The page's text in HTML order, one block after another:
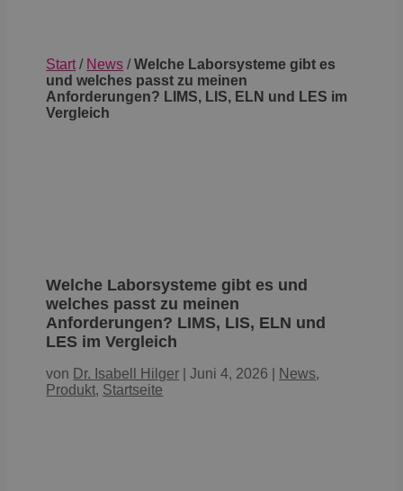
Start/ News /Welche Laborsysteme gibt es
und welches passt zu meinen
Anforderungen? LIMS, LIS, ELN und LES im
Vergleich
Welche Laborsysteme gibt es und
welches passt zu meinen
Anforderungen? LIMS, LIS, ELN und
LES im Vergleich
von Dr. Isabell Hilger |Juni 4, 2026 News,
Produkt, Startseite